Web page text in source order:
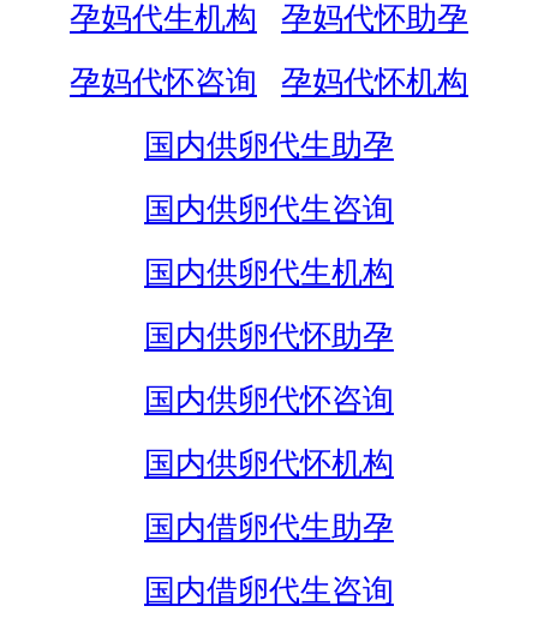
孕妈代生机构
孕妈代怀助孕
孕妈代怀咨询
孕妈代怀机构
国内供卵代生助孕
国内供卵代生咨询
国内供卵代生机构
国内供卵代怀助孕
国内供卵代怀咨询
国内供卵代怀机构
国内借卵代生助孕
国内借卵代生咨询